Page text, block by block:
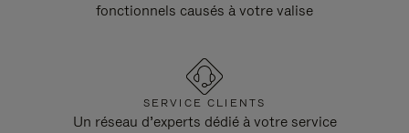
fonctionnels causés à votre valise
SERVICE CLIENTS
Un réseau d’experts dédié à votre service